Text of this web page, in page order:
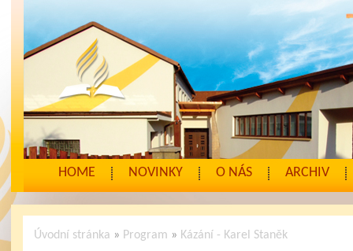
HOME NOVINKY O NÁS ARCHIV
Úvodní stránka » Program » Kázání - Karel Staněk